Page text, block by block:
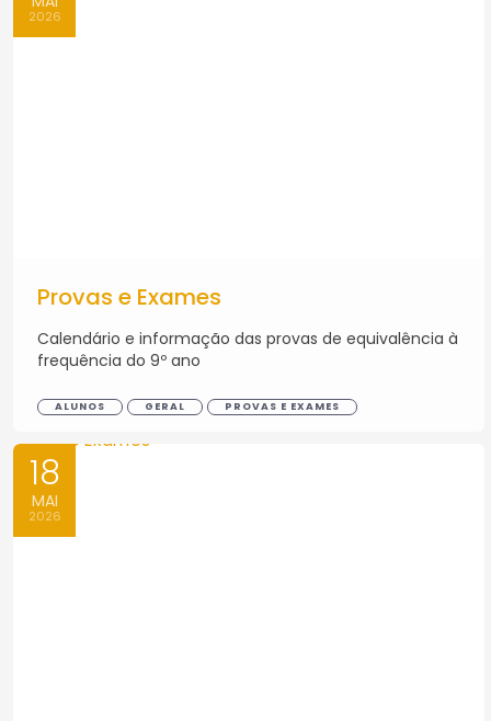
2026
Provas e Exames
Calendário e informação das provas de equivalência à
frequência do 9º ano
ALUNOS GERAL PROVAS E EXAMES
18
MAI
2026